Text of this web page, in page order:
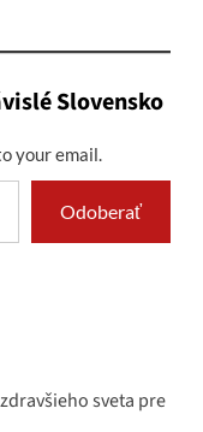
Slovensko
your email.
Odoberať
sveta pre